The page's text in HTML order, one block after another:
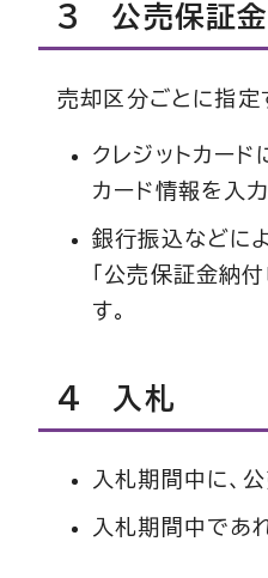
3 公売保証金
売却区分ごとに指定
クレジットカード
カード情報を入力
銀行振込などに
「公売保証金納
す。
4 入札
入札期間中に、
入札期間中であ